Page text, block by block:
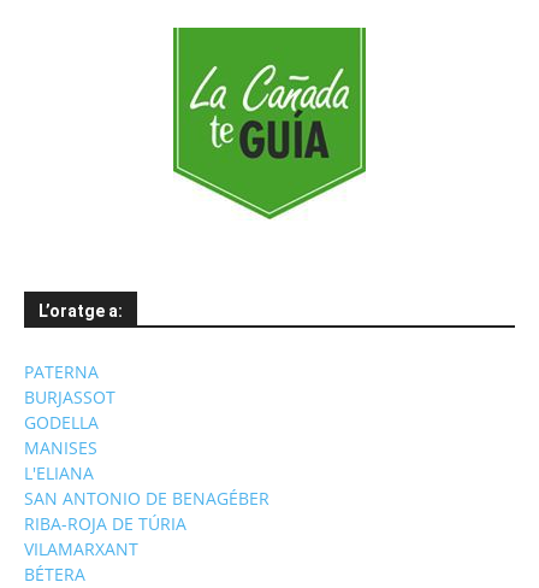
L’oratge a:
PATERNA
BURJASSOT
GODELLA
MANISES
L'ELIANA
SAN ANTONIO DE BENAGÉBER
RIBA-ROJA DE TÚRIA
VILAMARXANT
BÉTERA